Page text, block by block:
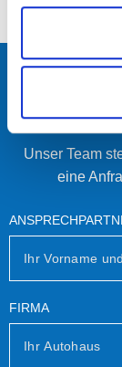
Unser Team
eine
FIRMA